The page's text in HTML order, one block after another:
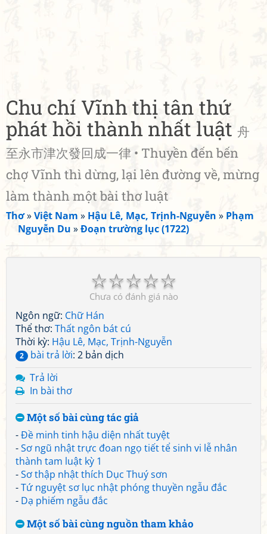
Chu chí Vĩnh thị tân thứ
phát hồi thành nhất luật 舟
至永市津次發回成一律 • Thuyền đến bến
chợ Vĩnh thì dừng, lại lên đường về, mừng
làm thành một bài thơ luật
Thơ»Việt Nam » Hậu Lê, Mạc, Trịnh-Nguyễn » Phạm
Nguyễn Du »Đoạn trường lục (1722)
☆
☆
☆
☆
☆
Chưa có đánh giá nào
Ngôn ngữ: Chữ Hán
Thể thơ: Thất ngôn bát cú
Thời kỳ: Hậu Lê, Mạc, Trịnh-Nguyễn
2 bài trả lời: 2 bản dịch
Trả lời
In bài thơ
Một số bài cùng tác giả
-Đề minh tinh hậu diện nhất tuyệt
-Sơ ngũ nhật trực đoan ngọ tiết tể sinh vi lễ nhân
thành tam luật kỳ 1
-Sơ thập nhật thích Dục Thuý sơn
-Tứ nguyệt sơ lục nhật phóng thuyền ngẫu đắc
- Dạ phiếm ngẫu đắc
Một số bài cùng nguồn tham khảo